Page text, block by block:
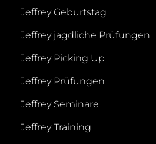
Jeffrey Geburtstag
Jeffrey jagdliche Prüfungen
Jeffrey Picking Up
Jeffrey Prüfungen
Jeffrey Seminare
Jeffrey Training